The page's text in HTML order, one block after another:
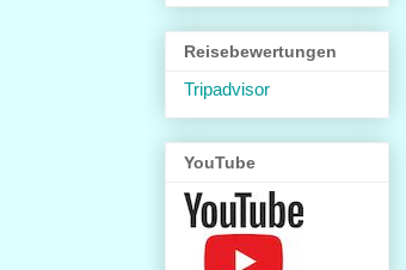
Reisebewertungen
Tripadvisor
YouTube